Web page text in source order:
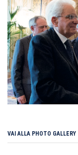
VAI ALLA PHOTO GALLERY